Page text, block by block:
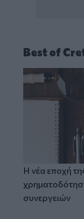
Best of
Η νέα εποχή
συνεργειών